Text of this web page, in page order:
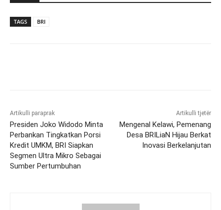
TAGS BRI
Artikulli paraprak
Presiden Joko Widodo Minta
Perbankan Tingkatkan Porsi
Kredit UMKM, BRI Siapkan
Segmen Ultra Mikro Sebagai
Sumber Pertumbuhan
Artikulli tjetër
Mengenal Kelawi, Pemenang
Desa BRILiaN Hijau Berkat
Inovasi Berkelanjutan